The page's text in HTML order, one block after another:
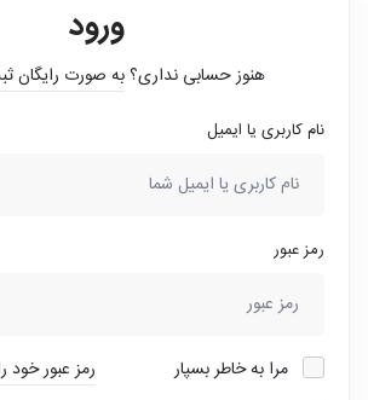
ورود
هنوز حسابی نداری؟به صورت رایگان
نام کاربری یا ایمیل
رمز عبور
مرا به خاطر بسپار رمز عبور خود